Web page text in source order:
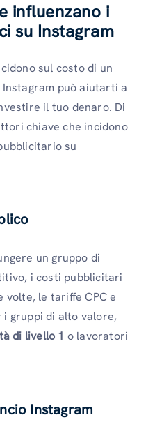
influenzano i
su Instagram
sul costo di un
può aiutarti a
il tuo denaro. Di
chiave che incidono
su
un gruppo di
i costi pubblicitari
volte, le tariffe CPC e
i gruppi di alto valore,
di livello 1 o lavoratori
Instagram